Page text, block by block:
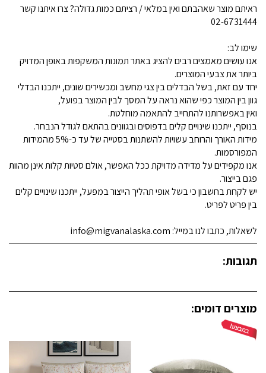
ראיתם מוצר שאהבתם ואין במלאי / רציתם כמות גדולה? צרו איתנו קשר
02-6731444
שימו לב:
אנו עושים מאמצים רבים להציג באתר תמונות המשקפות באופן המדויק
ביותר את צבעי המוצרים.
יחד עם זאת, בשל הבדלים בין צגי מחשב ומכשירים שונים, ייתכנו הבדלי
גוון בין המוצר כפי שהוא נראה על המסך לבין המוצר בפועל,
ואין באפשרותנו להתחייב להתאמה מוחלטת.
בנוסף, ייתכנו שינויים קלים בדפוסים ובגוונים בהתאם לגודל הנבחר.
מידות האורך והרוחב עשויות להשתנות בסטייה של עד כ-5% מהמידות
המפורסמות.
אנו מקפידים על מדידה מדויקת ככל האפשר, אולם סטיות קלות אינן מהוות
פגם בייצור.
יש לקחת בחשבון כי בשל אופי תהליך הייצור במפעל, ייתכנו שינויים קלים
בין פריט לפריט.
לשאלות, כתבו לנו במייל: info@migvanalaska.com
תגובות:
מוצרים דומים: